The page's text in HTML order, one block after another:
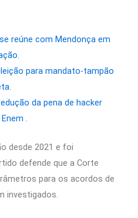
reúne com Mendonça em
para mandato-tampão
da pena de hacker
.
desde 2021 e foi
defende que a Corte
para os acordos de
investigados.